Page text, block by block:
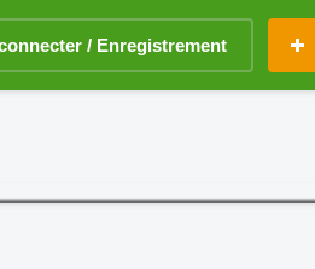
/ Enregistrement